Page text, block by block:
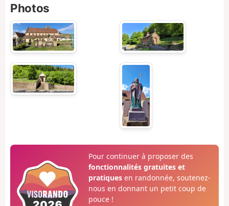
Photos
Pour continuer à proposer des
fonctionnalités gratuites et
pratiquesen randonnée, soutenez-
nous en donnant un petit coup de
pouce !